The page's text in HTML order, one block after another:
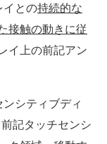
イとの持続的な
接触の動きに従
イ上の前記アン
シティブディ
記タッチセンシ